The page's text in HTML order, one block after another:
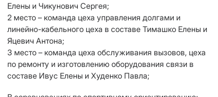
Елены и Чикунович Сергея;
2 место – команда цеха управления долгами и
линейно-кабельного цеха в составе Тимашко Елены и
Яцевич Антона;
3 место – команда цеха обслуживания вызовов, цеха
по ремонту и изготовлению оборудования связи в
составе Ивус Елены и Худенко Павла;